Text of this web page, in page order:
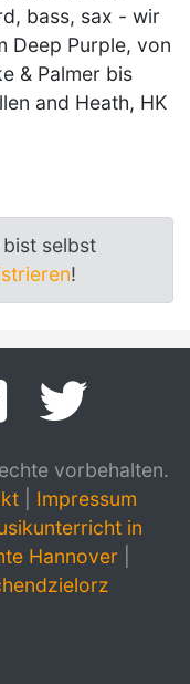
bass, sax - wir
Deep Purple, von
& Palmer bis
and Heath, HK
selbst
!
vorbehalten.
Impressum
in
Hannover